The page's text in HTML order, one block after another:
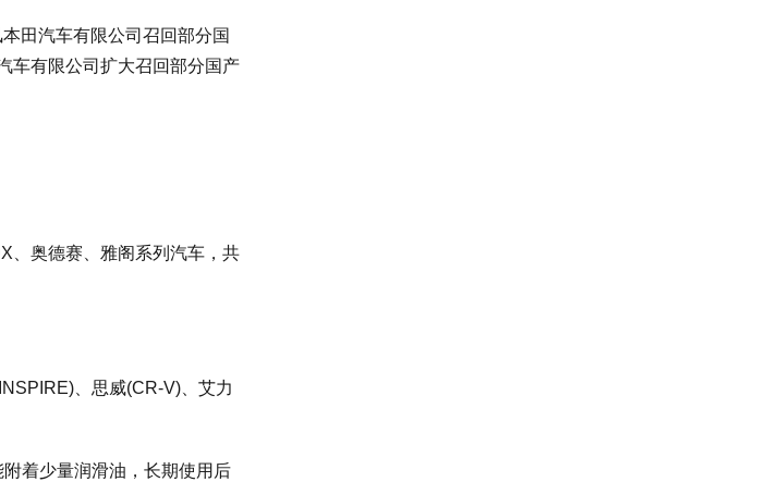
田汽车有限公司召回部分国
车有限公司扩大召回部分国产
、奥德赛、雅阁系列汽车，共
、思威(CR-V)、艾力
着少量润滑油，长期使用后